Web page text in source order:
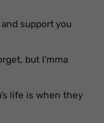
support you
but I’mma
life is when they